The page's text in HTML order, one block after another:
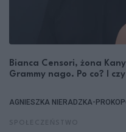
Bianca Censori, żona
Grammy nago. Po co? I
AGNIESZKA NIERADZKA-